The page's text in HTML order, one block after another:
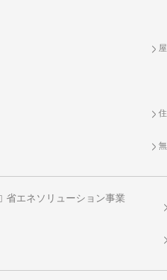
省エネソリューション事業